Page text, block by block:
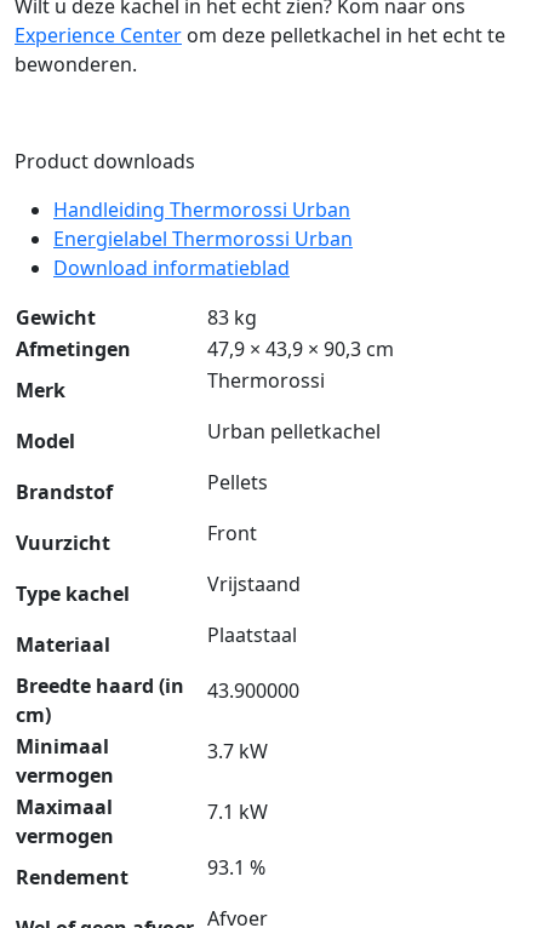
Wilt u deze kachel in het echt zien? Kom naar ons
Experience Center om deze pelletkachel in het echt te
bewonderen.
Product downloads
Handleiding Thermorossi Urban
Energielabel Thermorossi Urban
Download informatieblad
Gewicht
83 kg
Afmetingen
47,9 × 43,9 × 90,3 cm
Merk
Thermorossi
Model Urban pelletkachel
Brandstof Pellets
Vuurzicht Front
Type kachel Vrijstaand
Materiaal
Plaatstaal
Breedte haard (in
cm)
43.900000
Minimaal
vermogen
3.7 kW
Maximaal
vermogen
7.1 kW
Rendement 93.1 %
Afvoer